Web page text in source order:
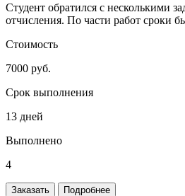
Студент обратился с несколькими
отчисления. По части работ сроки
Стоимость
7000 руб.
Срок выполнения
13 дней
Выполнено
4
Заказать Подробнее